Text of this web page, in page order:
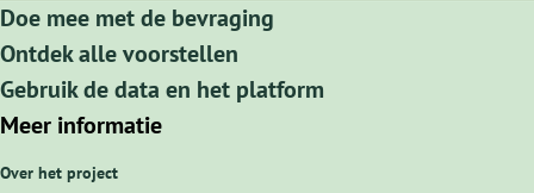
Doe mee met de bevraging
Ontdek alle voorstellen
Gebruik de data en het platform
Meer informatie
Over het project